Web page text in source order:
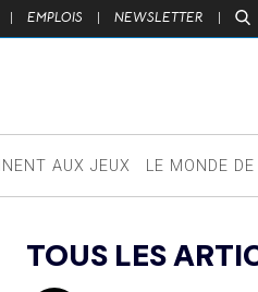
| EMPLOIS | NEWSLETTER |
AUX JEUX LE MONDE DE
TOUS LES